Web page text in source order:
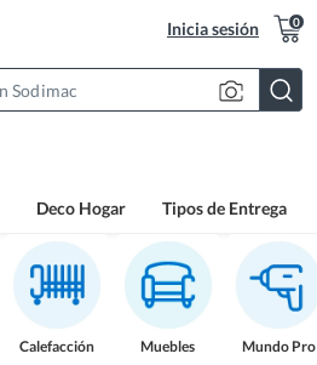
Inicia sesión 0
Deco Hogar Tipos de Entrega
Calefacción Muebles Mundo Pro